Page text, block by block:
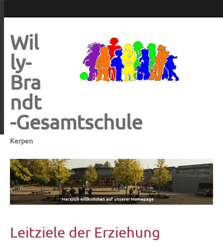
Wil
ly-
Bra
ndt
-Gesamtschule
Kerpen
Leitziele der Erziehung